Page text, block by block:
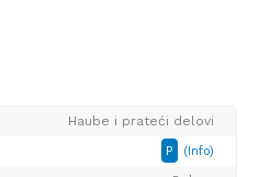
Haube i prateći delovi
P (Info)